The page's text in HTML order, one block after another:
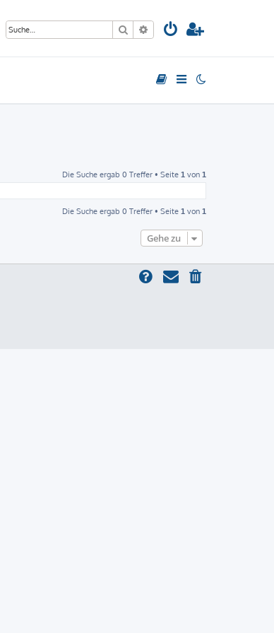
Suche Erweiterte Suche
Die Suche ergab 0 Treffer • Seite 1 von 1
Die Suche ergab 0 Treffer • Seite 1 von 1
Gehe zu